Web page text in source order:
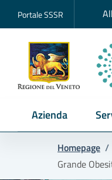
Portale SSSR
Azienda
Homepage /
Grande